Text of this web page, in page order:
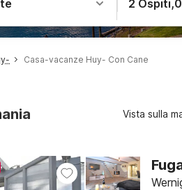
2 Ospiti,
Casa-vacanze Huy- Con Cane
Vista sulla